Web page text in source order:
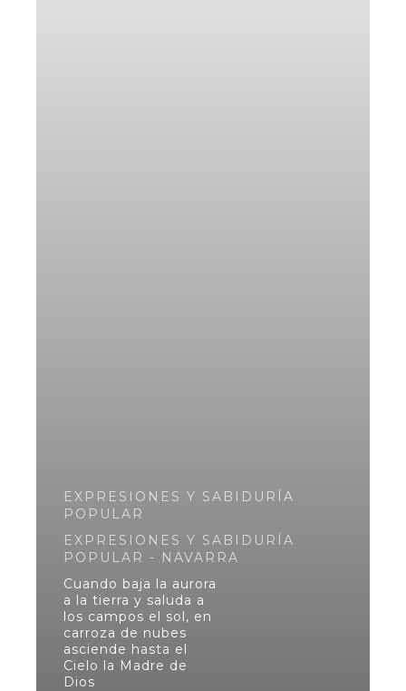
EXPRESIONES Y SABIDURÍA
POPULAR
EXPRESIONES Y SABIDURÍA
POPULAR - NAVARRA
Cuando baja la aurora
a la tierra y saluda a
los campos el sol, en
carroza de nubes
asciende hasta el
Cielo la Madre de
Dios